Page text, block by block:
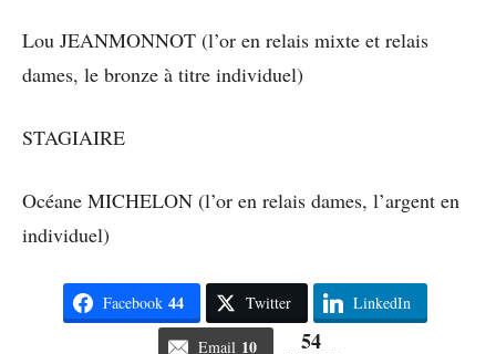
Lou JEANMONNOT (l’or en relais mixte et relais
dames, le bronze à titre individuel)
STAGIAIRE
Océane MICHELON (l’or en relais dames, l’argent en
individuel)
Facebook 44 Twitter LinkedIn
Email 10 54